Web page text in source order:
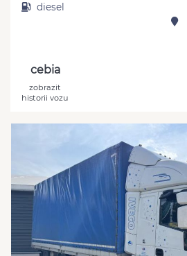
diesel
cebia
zobrazit
historii vozu